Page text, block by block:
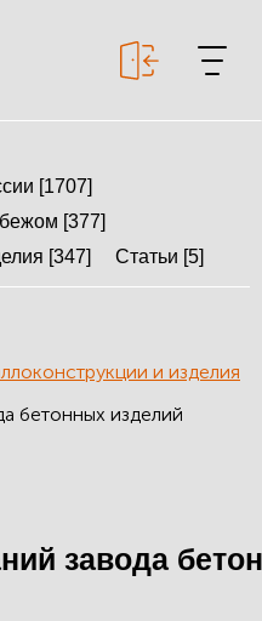
[1707]
[377]
[347]
Статьи [5]
и изделия
завода